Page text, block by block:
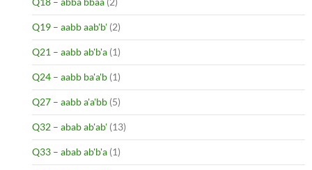
Q19 – aabb aab'b' (2)
Q21 – aabb ab'b'a (1)
Q24 – aabb ba'a'b (1)
Q27 – aabb a'a'bb (5)
Q32 – abab ab'ab' (13)
Q33 – abab ab'b'a (1)